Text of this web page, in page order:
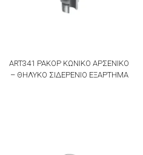
ART341 ΡΑΚΟΡ ΚΩΝΙΚΟ ΑΡΣΕΝΙΚΟ
– ΘΗΛΥΚΟ ΣΙΔΕΡΕΝΙΟ ΕΞΑΡΤΗΜΑ